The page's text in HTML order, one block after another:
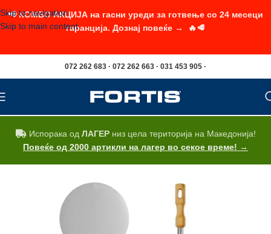
Skip to navigation
Skip to main content
072 262 683 · 072 262 663 · 031 453 905 ·
Испорака од ЛАГЕРниз цела територија на Македонија!
Повеќе од 2000 артикли на лагер во секое време! →
📢 КОМБО АКЦИЈА на гасни уреди за готвење со 24 месеци
гаранција. Дознај повеќе → 🔥🥩